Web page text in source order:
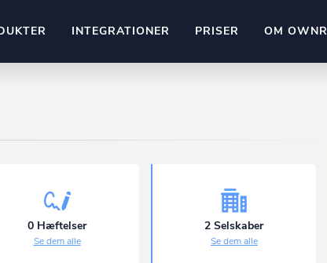
INTEGRATIONER
sætter grænsen
PRISER OM OWNR
0 Hæftelser
Se dem alle
2 Selskaber
Se dem alle